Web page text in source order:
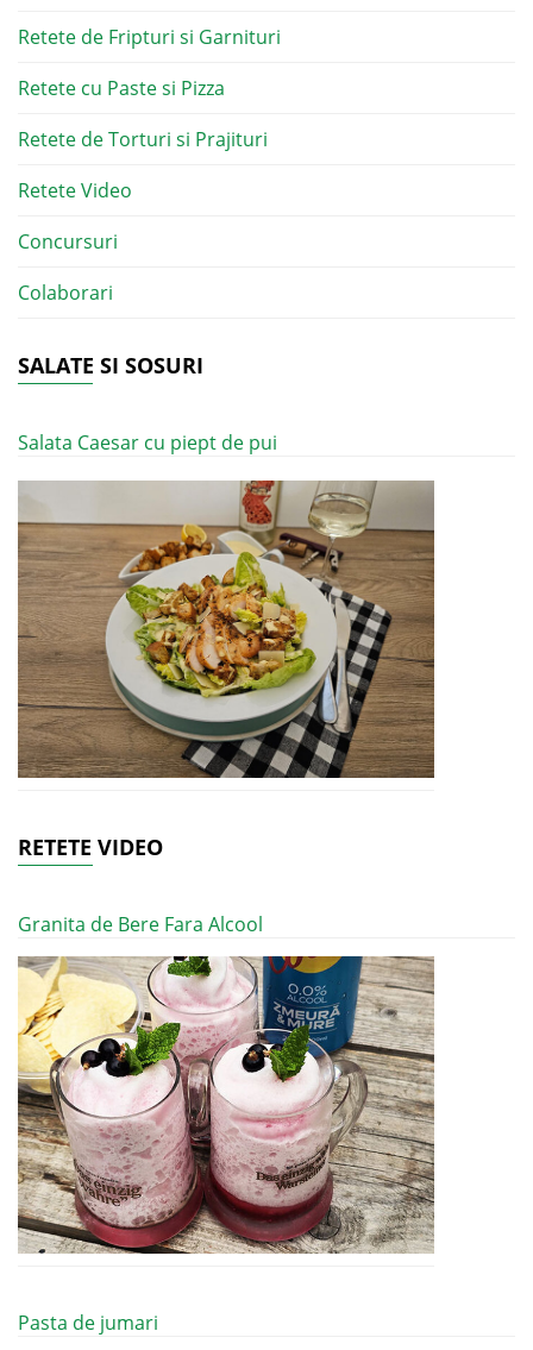
Retete de Fripturi si Garnituri
Retete cu Paste si Pizza
Retete de Torturi si Prajituri
Retete Video
Concursuri
Colaborari
SALATE SI SOSURI
Salata Caesar cu piept de pui
RETETE VIDEO
Granita de Bere Fara Alcool
Pasta de jumari